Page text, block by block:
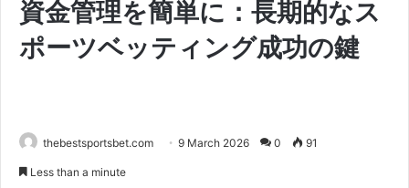
資金管理を簡単に：長期的なス
ポーツベッティング成功の鍵
thebestsportsbet.com 9 March 2026 0 91
Less than a minute